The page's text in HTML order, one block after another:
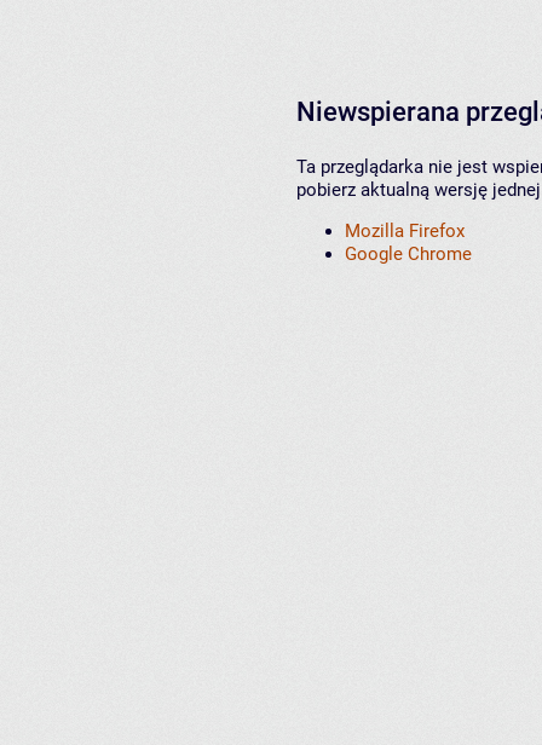
Niewspierana
Ta przeglądarka nie jest
pobierz aktualną wersję
Mozilla Firefox
Google Chrome